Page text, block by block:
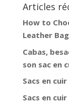
Articles
How to
Leather
Cabas,
son sac en
Sacs en
Sacs en